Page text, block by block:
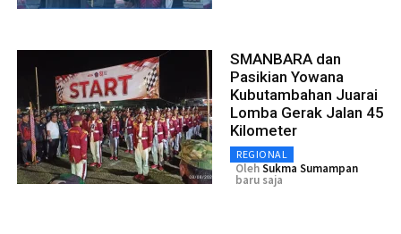
SMANBARA dan
Pasikian Yowana
Kubutambahan Juarai
Lomba Gerak Jalan 45
Kilometer
REGIONAL
OlehSukma Sumampan
baru saja